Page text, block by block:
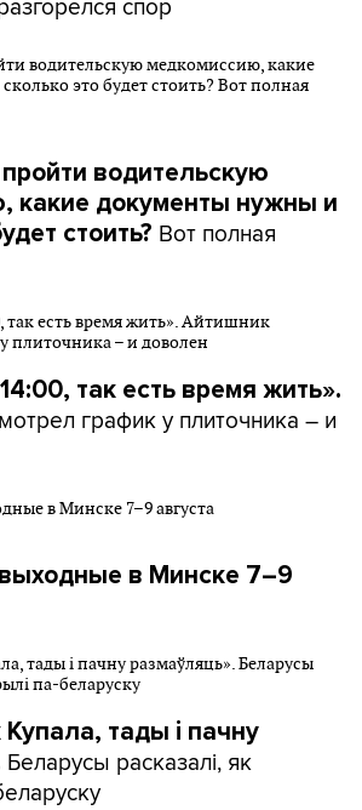
водительскую
какие документы нужны и
стоить? Вот полная
так есть время жить».
график у плиточника – и
в Минске 7–9
тады і пачну
Беларусы расказалі, як